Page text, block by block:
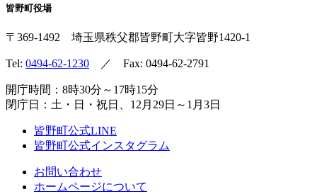
皆野町役場
〒369-1492 埼玉県秩父郡皆野町 大字皆野1420-1
Tel: 0494-62-1230 ／ Fax: 0494-62-2791
開庁時間：8時30分～17時15分
閉庁日：土・日・祝日、12月29日～1月3日
皆野町公式LINE
皆野町公式インスタグラム
お問い合わせ
ホームページについて